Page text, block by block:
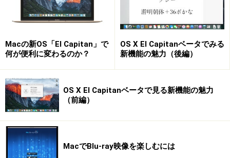
基本的な使い方
すべてのデスクトップを表示するには、Dock上のアイコ
ンをクリックする方法と、F19キー（またはF8キー）を
押す方法があります。
Dockのアイコンをクリックするとすべてのデスクトップが表
示されます
Macの新OS「El Capitan」で
何が便利に変わるのか？
OS X El Capitanベータでみる
新機能の魅力（後編）
OS X El Capitanベータで見る新機能の魅力
（前編）
MacでBlu-ray映像を楽しむには